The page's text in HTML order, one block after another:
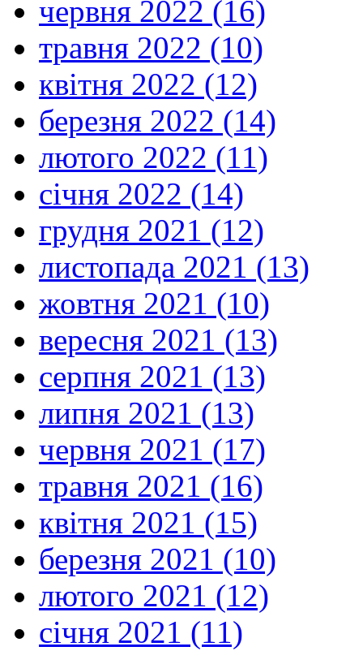
червня 2022 (16)
травня 2022 (10)
квітня 2022 (12)
березня 2022 (14)
лютого 2022 (11)
січня 2022 (14)
грудня 2021 (12)
листопада 2021 (13)
жовтня 2021 (10)
вересня 2021 (13)
серпня 2021 (13)
липня 2021 (13)
червня 2021 (17)
травня 2021 (16)
квітня 2021 (15)
березня 2021 (10)
лютого 2021 (12)
січня 2021 (11)